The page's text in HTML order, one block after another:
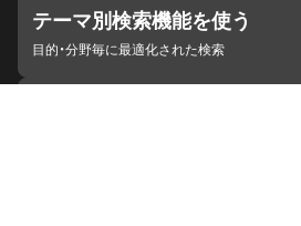
テーマ別検索機能を使う
目的・分野毎に最適化された検索